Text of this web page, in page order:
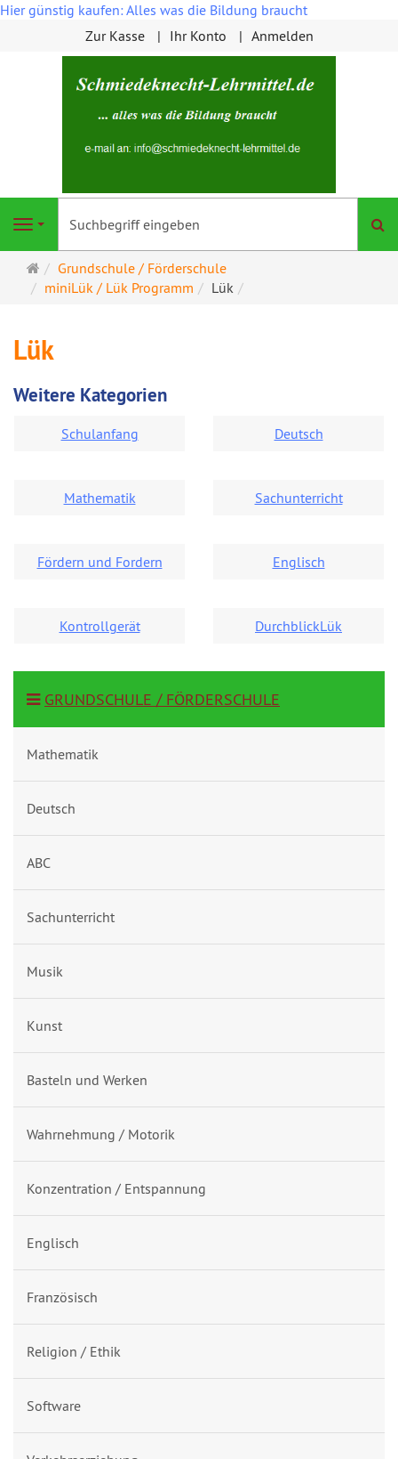
Hier günstig kaufen: Alles was die Bildung braucht
Zur Kasse
Ihr Konto Anmelden
Navigation
Startseite
Grundschule / Förderschule
miniLük / Lük Programm
Lük
Lük
Weitere Kategorien
Schulanfang Deutsch
Mathematik Sachunterricht
Fördern und Fordern Englisch
Kontrollgerät DurchblickLük
GRUNDSCHULE / FÖRDERSCHULE
Mathematik
Deutsch
ABC
Sachunterricht
Musik
Kunst
Basteln und Werken
Wahrnehmung / Motorik
Konzentration / Entspannung
Englisch
Französisch
Religion / Ethik
Software